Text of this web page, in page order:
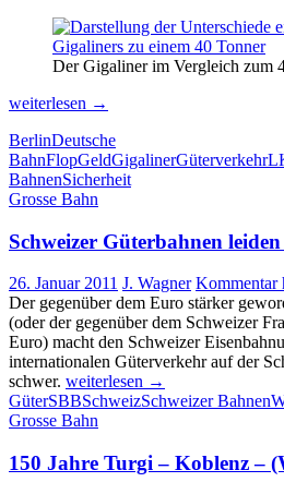
Der Gigaliner im Vergleich zum
Kommen
„Riesen-
Lastwagen“
auch
auf
Landstrassen
weiterlesen →
BerlinDeutsche
BahnFlopGeldGigalinerGüterverkehr
BahnenSicherheit
Grosse Bahn
Schweizer Güterbahnen
26. Januar 2011 J. Wagner Kommentar
Der gegenüber dem Euro stärker
(oder der gegenüber dem Schweizer
Euro) macht den Schweizer
internationalen Güterverkehr auf der
schwer. Schweizer
Güterbahnen
leiden
schwachen
Euro
weiterlesen →
GüterSBBSchweizSchweizer Bahnen
Grosse Bahn
150 Jahre Turgi – Koblenz –